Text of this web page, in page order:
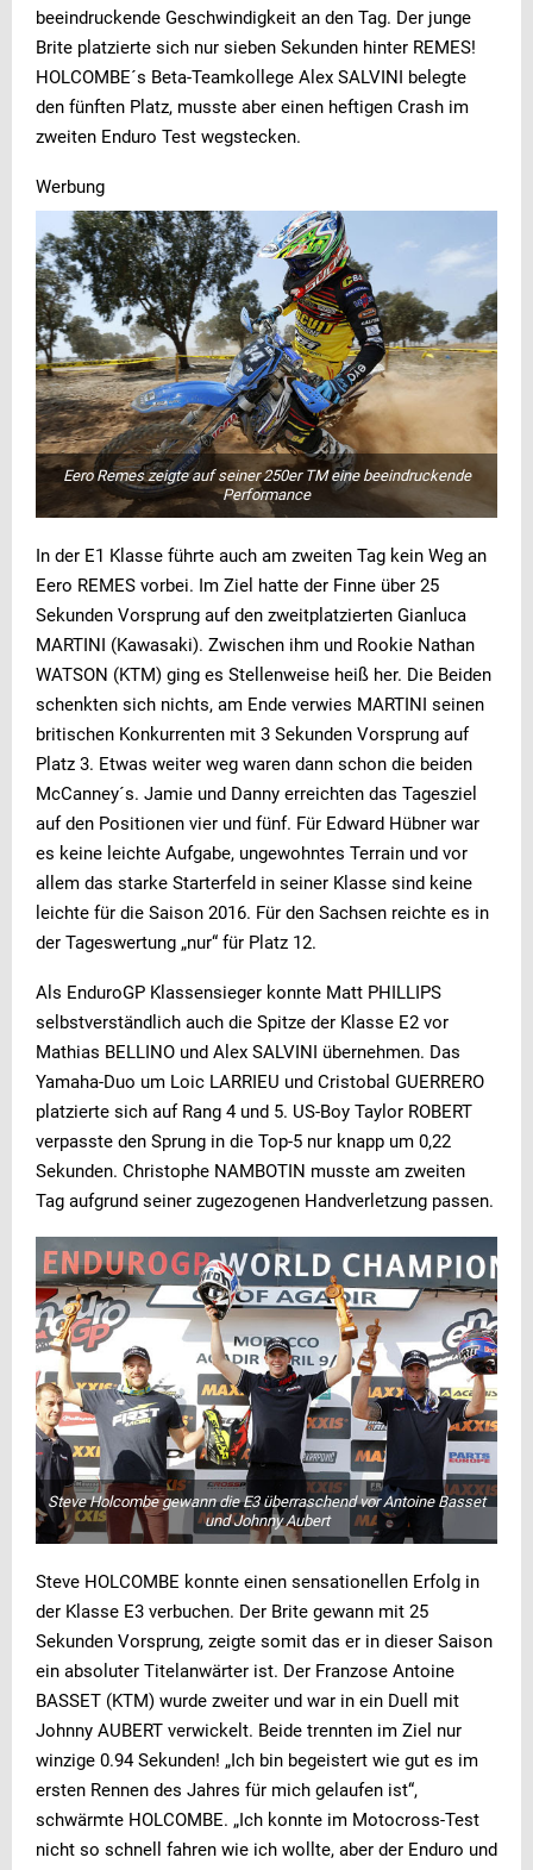
beeindruckende Geschwindigkeit an den Tag. Der junge
Brite platzierte sich nur sieben Sekunden hinter REMES!
HOLCOMBE´s Beta-Teamkollege Alex SALVINI belegte
den fünften Platz, musste aber einen heftigen Crash im
zweiten Enduro Test wegstecken.
Werbung
Eero Remes zeigte auf seiner 250er TM eine beeindruckende
Performance
In der E1 Klasse führte auch am zweiten Tag kein Weg an
Eero REMES vorbei. Im Ziel hatte der Finne über 25
Sekunden Vorsprung auf den zweitplatzierten Gianluca
MARTINI (Kawasaki). Zwischen ihm und Rookie Nathan
WATSON (KTM) ging es Stellenweise heiß her. Die Beiden
schenkten sich nichts, am Ende verwies MARTINI seinen
britischen Konkurrenten mit 3 Sekunden Vorsprung auf
Platz 3. Etwas weiter weg waren dann schon die beiden
McCanney´s. Jamie und Danny erreichten das Tagesziel
auf den Positionen vier und fünf. Für Edward Hübner war
es keine leichte Aufgabe, ungewohntes Terrain und vor
allem das starke Starterfeld in seiner Klasse sind keine
leichte für die Saison 2016. Für den Sachsen reichte es in
der Tageswertung „nur“ für Platz 12.
Als EnduroGP Klassensieger konnte Matt PHILLIPS
selbstverständlich auch die Spitze der Klasse E2 vor
Mathias BELLINO und Alex SALVINI übernehmen. Das
Yamaha-Duo um Loic LARRIEU und Cristobal GUERRERO
platzierte sich auf Rang 4 und 5. US-Boy Taylor ROBERT
verpasste den Sprung in die Top-5 nur knapp um 0,22
Sekunden. Christophe NAMBOTIN musste am zweiten
Tag aufgrund seiner zugezogenen Handverletzung passen.
Steve Holcombe gewann die E3 überraschend vor Antoine Basset
und Johnny Aubert
Steve HOLCOMBE konnte einen sensationellen Erfolg in
der Klasse E3 verbuchen. Der Brite gewann mit 25
Sekunden Vorsprung, zeigte somit das er in dieser Saison
ein absoluter Titelanwärter ist. Der Franzose Antoine
BASSET (KTM) wurde zweiter und war in ein Duell mit
Johnny AUBERT verwickelt. Beide trennten im Ziel nur
winzige 0.94 Sekunden! „Ich bin begeistert wie gut es im
ersten Rennen des Jahres für mich gelaufen ist“,
schwärmte HOLCOMBE. „Ich konnte im Motocross-Test
nicht so schnell fahren wie ich wollte, aber der Enduro und